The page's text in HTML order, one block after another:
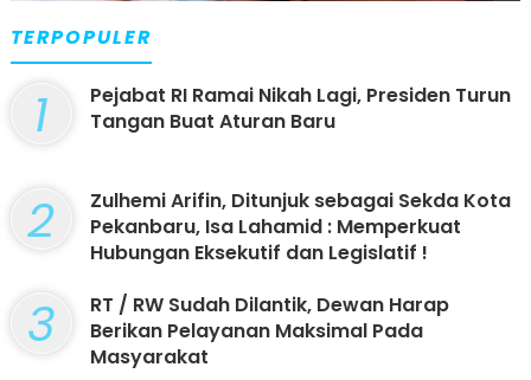
TERPOPULER
1
Pejabat RI Ramai Nikah Lagi, Presiden Turun
Tangan Buat Aturan Baru
2
Zulhemi Arifin, Ditunjuk sebagai Sekda Kota
Pekanbaru, Isa Lahamid : Memperkuat
Hubungan Eksekutif dan Legislatif !
3
RT / RW Sudah Dilantik, Dewan Harap
Berikan Pelayanan Maksimal Pada
Masyarakat